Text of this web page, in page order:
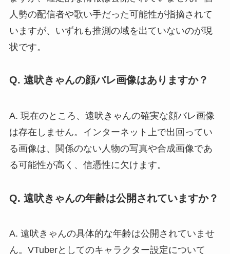
人勢の配信者や歌い手だった可能性が指摘されて
いますが、いずれも推測の域を出ていないのが現
状です。
Q. 遠吠きゃんの顔バレ画像はありますか？
A. 現在のところ、遠吠きゃんの確実な顔バレ画像
は存在しません。インターネット上で出回ってい
る画像は、関係のない人物の写真や合成画像であ
る可能性が高く、信憑性に欠けます。
Q. 遠吠きゃんの年齢は公開されていますか？
A. 遠吠きゃんの具体的な年齢は公開されていませ
ん。VTuberとしてのキャラクター設定について